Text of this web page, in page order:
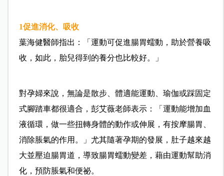
1促進消化、吸收
葉海健醫師指出：「運動可促進腸胃蠕動，助於營養吸
收，如此，胎兒得到的養分也比較好。」
對孕婦來說，無論是散步、體適能運動、瑜伽或踩固定
式腳踏車都很適合，彭艾薇老師表示：「運動能增加血
液循環，做一些扭轉身體的動作或伸展，有按摩腸胃、
消除脹氣的作用。」尤其隨著孕期的發展，肚子越來越
大並壓迫腸胃道，導致腸胃蠕動變差，藉由運動幫助消
化，預防脹氣和便祕。